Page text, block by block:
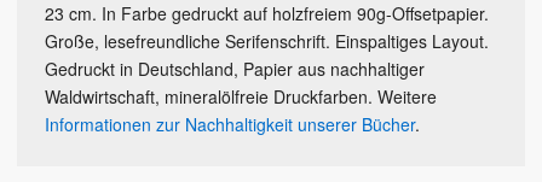
23 cm. In Farbe gedruckt auf holzfreiem 90g-Offsetpapier.
Große, lesefreundliche Serifenschrift. Einspaltiges Layout.
Gedruckt in Deutschland, Papier aus nachhaltiger
Waldwirtschaft, mineralölfreie Druckfarben. Weitere
Informationen zur Nachhaltigkeit unserer Bücher.